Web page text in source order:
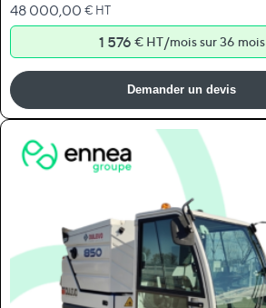
48 000,00 € HT
1 576 € HT/mois sur 36 mois
Demander un devis